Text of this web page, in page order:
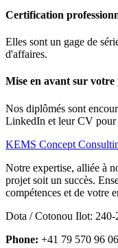
Certification
Elles sont un gage de
d'affaires.
Mise en avant sur
Nos diplômés sont
LinkedIn et leur CV
KEMS Concept
Notre expertise, alliée à
projet soit un succès.
compétences et de votre
Dota / Cotonou Ilot: 240-
Phone: +41 79 570 96 06